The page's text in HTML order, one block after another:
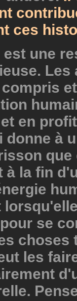
ces
une
Les
en
donne à
que
à la fin
se
choses
les